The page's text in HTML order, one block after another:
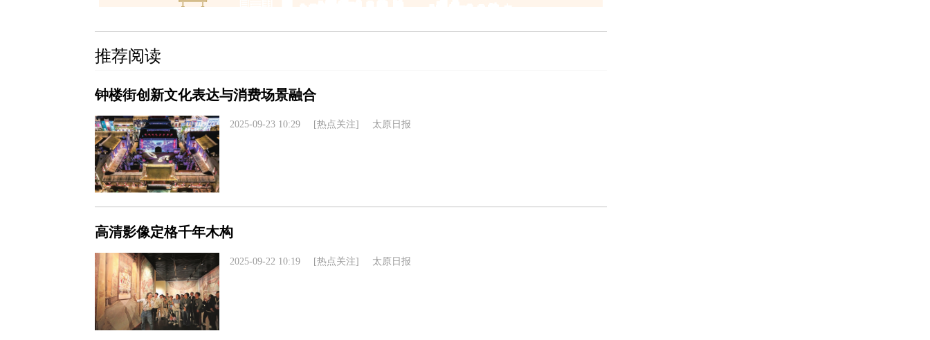
推荐阅读
钟楼街创新文化表达与消费场景融合
2025-09-23 10:29 [热点关注] 太原日报
高清影像定格千年木构
2025-09-22 10:19 [热点关注] 太原日报